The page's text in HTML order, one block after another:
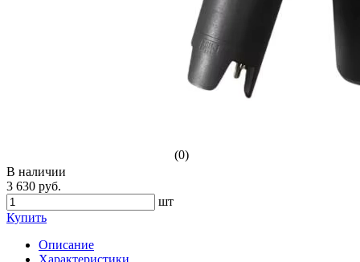
(0)
В наличии
3 630 руб.
шт
Купить
Описание
Характеристики